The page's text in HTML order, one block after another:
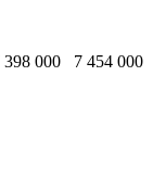
398 000 7 454 000